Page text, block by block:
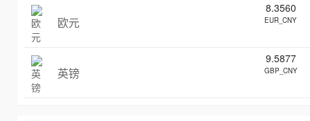
欧元
8.3560
EUR_CNY
英镑
9.5877
GBP_CNY